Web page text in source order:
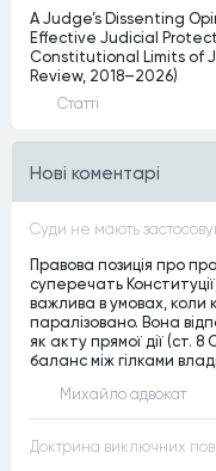
A Judge’s Dissenting
Effective Judicial
Constitutional Limits of
Review, 2018–2026)
Статтi
Нові коментарі
Правова позиція про
суперечать
важлива в умовах, коли
паралізовано. Вона
як акту прямої дії (ст.
баланс між гілками
Михайло адвокат